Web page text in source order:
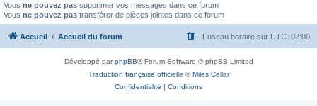
Vous ne pouvez pas supprimer vos messages dans ce forum
Vous ne pouvez pas transférer de pièces jointes dans ce forum
Accueil Accueil du forum Fuseau horaire sur UTC+02:00
Développé parphpBB® Forum Software © phpBB Limited
Traduction française officielle ©Miles Cellar
Confidentialité | Conditions